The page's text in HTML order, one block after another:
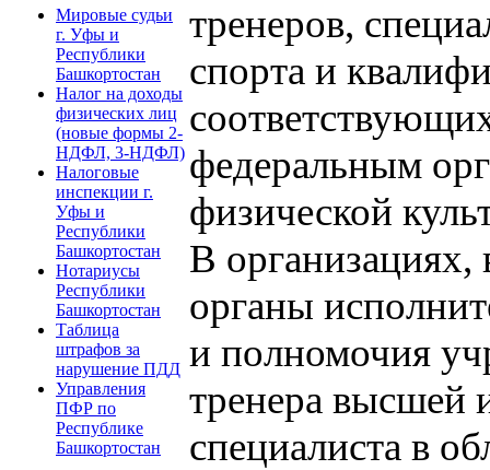
Мировые судьи
г. Уфы и
Республики
Башкортостан
Налог на доходы
физических лиц
(новые формы 2-
НДФЛ, 3-НДФЛ)
Налоговые
инспекции г.
Уфы и
Республики
Башкортостан
Нотариусы
Республики
Башкортостан
Таблица
штрафов за
нарушение ПДД
Управления
ПФР по
Республике
Башкортостан
тренеров,
спорта и
федеральным
физической
В
органы
и полномочия
тренера высшей
специалиста в